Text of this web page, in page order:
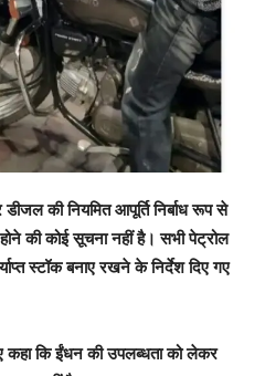
की नियमित आपूर्ति निर्बाध रूप से
होने की कोई सूचना नहीं है। सभी पेट्रोल
स्टॉक बनाए रखने के निर्देश दिए गए
कहा कि ईंधन की उपलब्धता को लेकर